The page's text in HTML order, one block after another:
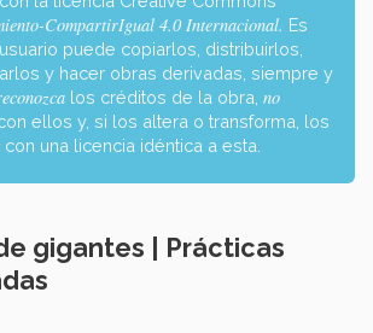
CompartirIgual 4.0 Internacional. Es
puede copiarlos, distribuirlos,
y hacer obras derivadas, siempre y
los créditos de la obra, no
ellos y, si los altera o transforma, los
con una licencia idéntica a esta.
gigantes | Prácticas